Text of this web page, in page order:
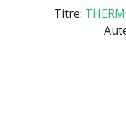
Titre: